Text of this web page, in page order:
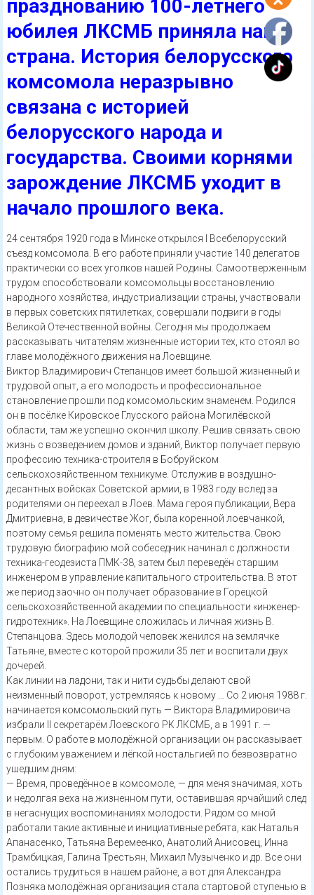
празднованию 100-летнего
юбилея ЛКСМБ приняла наша
страна. История белорусского
комсомола неразрывно
связана с историей
белорусского народа и
государства. Своими корнями
зарождение ЛКСМБ уходит в
начало прошлого века.
24 сентября 1920 года в Минске открылся I Всебелорусский
съезд комсомола. В его работе приняли участие 140 делегатов
практически со всех уголков нашей Родины. Самоотверженным
трудом способствовали комсомольцы восстановлению
народного хозяйства, индустриализации страны, участвовали
в первых советских пятилетках, совершали подвиги в годы
Великой Отечественной войны. Сегодня мы продолжаем
рассказывать читателям жизненные истории тех, кто стоял во
главе молодёжного движения на Лоевщине.
Виктор Владимирович Степанцов имеет большой жизненный и
трудовой опыт, а его молодость и профессиональное
становление прошли под комсомольским знаменем. Родился
он в посёлке Кировское Глусского района Могилёвской
области, там же успешно окончил школу. Решив связать свою
жизнь с возведением домов и зданий, Виктор получает первую
профессию техника-строителя в Бобруйском
сельскохозяйственном техникуме. Отслужив в воздушно-
десантных войсках Советской армии, в 1983 году вслед за
родителями он переехал в Лоев. Мама героя публикации, Вера
Дмитриевна, в девичестве Жог, была коренной лоевчанкой,
поэтому семья решила поменять место жительства. Свою
трудовую биографию мой собеседник начинал с должности
техника-геодезиста ПМК-38, затем был переведён старшим
инженером в управление капитального строительства. В этот
же период заочно он получает образование в Горецкой
сельскохозяйственной академии по специальности «инженер-
гидротехник». На Лоевщине сложилась и личная жизнь В.
Степанцова. Здесь молодой человек женился на землячке
Татьяне, вместе с которой прожили 35 лет и воспитали двух
дочерей.
Как линии на ладони, так и нити судьбы делают свой
неизменный поворот, устремляясь к новому … Со 2 июня 1988 г.
начинается комсомольский путь — Виктора Владимировича
избрали ІІ секретарём Лоевского РК ЛКСМБ, а в 1991 г. —
первым. О работе в молодёжной организации он рассказывает
с глубоким уважением и лёгкой ностальгией по безвозвратно
ушедшим дням:
— Время, проведённое в комсомоле, — для меня значимая, хоть
и недолгая веха на жизненном пути, оставившая ярчайший след
в негаснущих воспоминаниях молодости. Рядом со мной
работали такие активные и инициативные ребята, как Наталья
Апанасенко, Татьяна Веремеенко, Анатолий Анисовец, Инна
Трамбицкая, Галина Трестьян, Михаил Музыченко и др. Все они
остались трудиться в нашем районе, а вот для Александра
Позняка молодёжная организация стала стартовой ступенью в